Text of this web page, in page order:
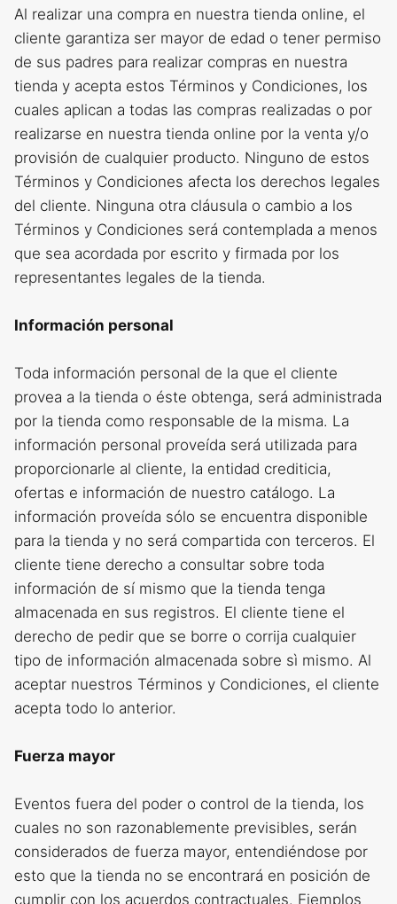
Al realizar una compra en nuestra tienda online, el
cliente garantiza ser mayor de edad o tener permiso
de sus padres para realizar compras en nuestra
tienda y acepta estos Términos y Condiciones, los
cuales aplican a todas las compras realizadas o por
realizarse en nuestra tienda online por la venta y/o
provisión de cualquier producto. Ninguno de estos
Términos y Condiciones afecta los derechos legales
del cliente. Ninguna otra cláusula o cambio a los
Términos y Condiciones será contemplada a menos
que sea acordada por escrito y firmada por los
representantes legales de la tienda.
Información personal
Toda información personal de la que el cliente
provea a la tienda o éste obtenga, será administrada
por la tienda como responsable de la misma. La
información personal proveída será utilizada para
proporcionarle al cliente, la entidad crediticia,
ofertas e información de nuestro catálogo. La
información proveída sólo se encuentra disponible
para la tienda y no será compartida con terceros. El
cliente tiene derecho a consultar sobre toda
información de sí mismo que la tienda tenga
almacenada en sus registros. El cliente tiene el
derecho de pedir que se borre o corrija cualquier
tipo de información almacenada sobre sì mismo. Al
aceptar nuestros Términos y Condiciones, el cliente
acepta todo lo anterior.
Fuerza mayor
Eventos fuera del poder o control de la tienda, los
cuales no son razonablemente previsibles, serán
considerados de fuerza mayor, entendiéndose por
esto que la tienda no se encontrará en posición de
cumplir con los acuerdos contractuales. Ejemplos